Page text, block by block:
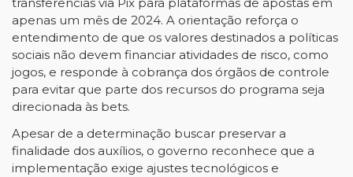
apenas um mês de 2024. A orientação reforça o
entendimento de que os valores destinados a políticas
sociais não devem financiar atividades de risco, como
jogos, e responde à cobrança dos órgãos de controle
para evitar que parte dos recursos do programa seja
direcionada às bets.
Apesar de a determinação buscar preservar a
finalidade dos auxílios, o governo reconhece que a
implementação exige ajustes tecnológicos e